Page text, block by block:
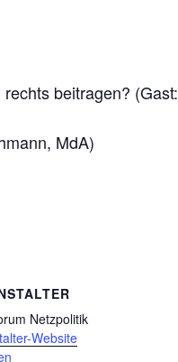
beitragen? (Gast:
MdA)
Netzpolitik
Website